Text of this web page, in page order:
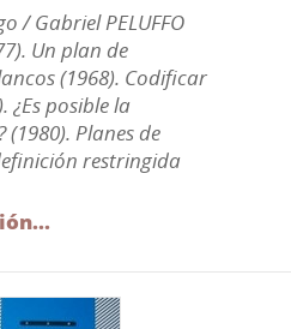
/ Gabriel PELUFFO
Un plan de
(1968). Codificar
¿Es posible la
Planes de
restringida